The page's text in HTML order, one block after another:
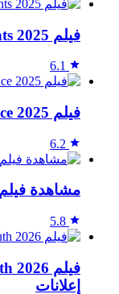
فيلم The Currents 2025 مترجم اون لاين
6.1
فيلم The Penance 2025 مترجم مباشرة HD
6.2
مشاهدة فيلم Soulm8te 2026 مترجم اون لاين
5.8
إعلانات